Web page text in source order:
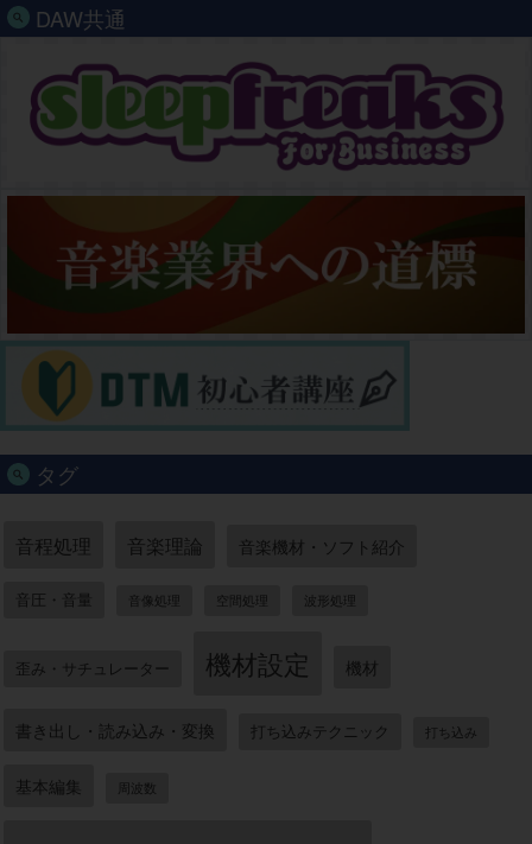
DAW共通
タグ
音程処理 音楽理論 音楽機材・ソフト紹介
音圧・音量 音像処理 空間処理 波形処理
歪み・サチュレーター 機材設定 機材
書き出し・読み込み・変換 打ち込みテクニック 打ち込み
基本編集 周波数